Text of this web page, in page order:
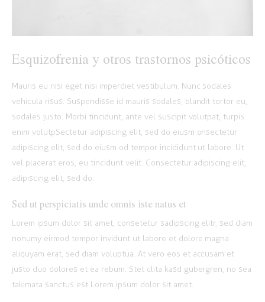
Esquizofrenia y otros trastornos psicóticos
Mauris eu nisi eget nisi imperdiet vestibulum. Nunc sodales
vehicula risus. Suspendisse id mauris sodales, blandit tortor eu,
sodales justo. Morbi tincidunt, ante vel suscipit volutpat, turpis
enim volutpSectetur adipiscing elit, sed do eiusm onsectetur
adipiscing elit, sed do eiusm od tempor incididunt ut labore. Ut
vel placerat eros, eu tincidunt velit. Consectetur adipiscing elit,
adipiscing elit, sed do.
Sed ut perspiciatis unde omnis iste natus et
Lorem ipsum dolor sit amet, consetetur sadipscing elitr, sed diam
nonumy eirmod tempor invidunt ut labore et dolore magna
aliquyam erat, sed diam voluptua. At vero eos et accusam et
justo duo dolores et ea rebum. Stet clita kasd gubergren, no sea
takimata sanctus est Lorem ipsum dolor sit amet.